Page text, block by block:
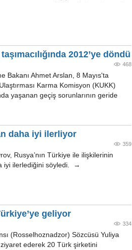
2012’ye döndü
468
Bakanı Ahmet Arslan, 8 Mayıs'ta
Karma Komisyon (KUKK)
yaşanan geçiş sorunlarının geride
daha iyi ilerliyor
359
Rusya’nın Türkiye ile ilişkilerinin
iyi ilerlediğini söyledi. →
geliyor
334
(Rosselhoznadzor) Sözcüsü Yuliya
ederek 20 Türk şirketini